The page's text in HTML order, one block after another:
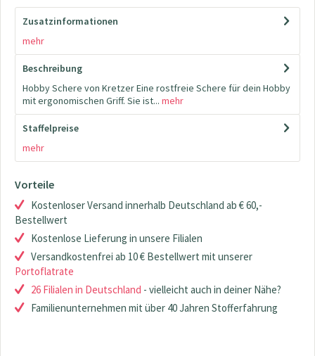
Zusatzinformationen
mehr
Beschreibung
Hobby Schere von Kretzer Eine rostfreie Schere für dein Hobby
mit ergonomischen Griff. Sie ist... mehr
Staffelpreise
mehr
Vorteile
Kostenloser Versand innerhalb Deutschland ab € 60,-
Bestellwert
Kostenlose Lieferung in unsere Filialen
Versandkostenfrei ab 10 € Bestellwert mit unserer
Portoflatrate
26 Filialen in Deutschland - vielleicht auch in deiner Nähe?
Familienunternehmen mit über 40 Jahren Stofferfahrung